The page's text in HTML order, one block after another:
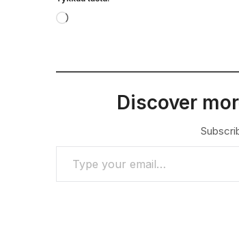
Loading…
Discover
TYPE YOUR EMAIL…